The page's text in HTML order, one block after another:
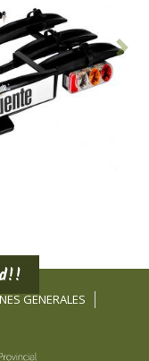
GENERALES